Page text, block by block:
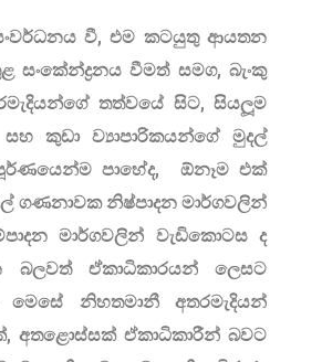
වී, එම කටයුතු ආයතන
වීමත් සමග, බැංකු
තත්වයේ සිට, සියලූම
කුඩා ව්‍යාපාරිකයන්ගේ මුදල්
පාහේද, ඕනෑම එක්
ගණනාවක නිෂ්පාදන මාර්ගවලින්
මාර්ගවලින් වැඩිකොටස ද
බලවත් ඒකාධිකාරයන් ලෙසට
නිහතමානී අතරමැදියන්
අතළොස්සක් ඒකාධිකාරීන් බවට